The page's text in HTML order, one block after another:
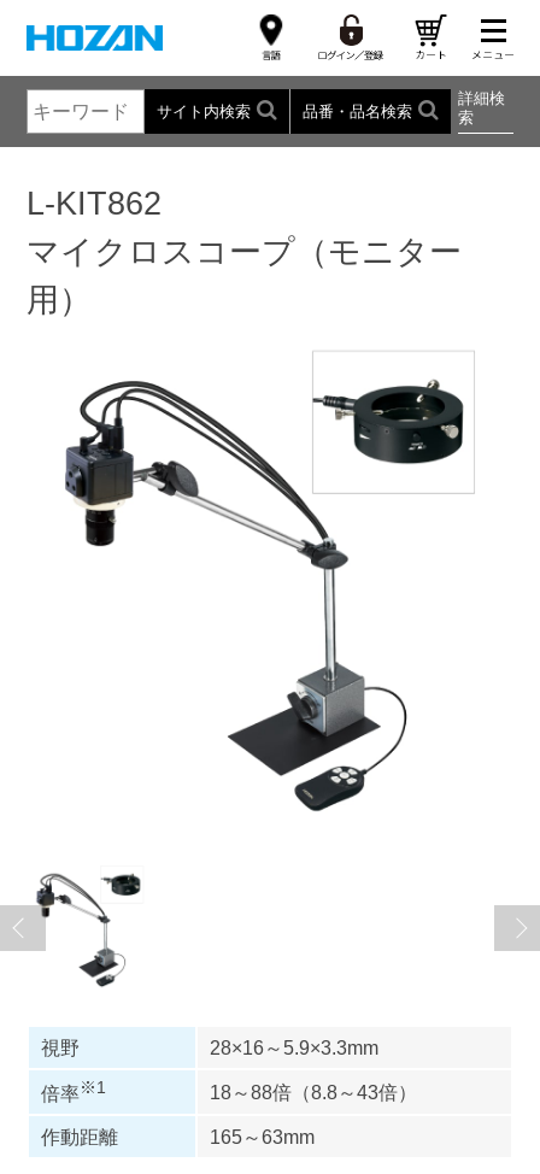
サイト内検索 品番・品名検索
詳細検
索
L-KIT862
マイクロスコープ（モニター
用）
視野 28×16～5.9×3.3mm
倍率※1 18～88倍（8.8～43倍）
作動距離 165～63mm